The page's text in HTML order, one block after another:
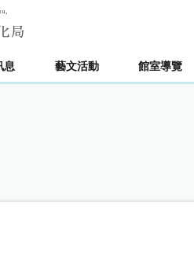
息 藝文活動 館室導覽